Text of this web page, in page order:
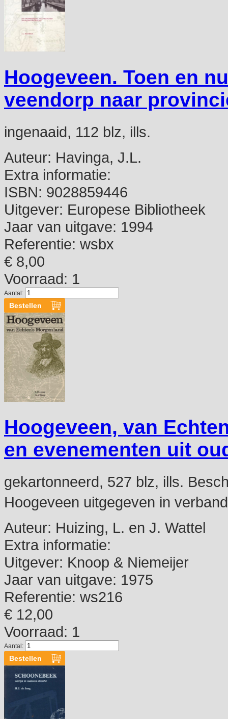
Hoogeveen. Toen en
veendorp naar
ingenaaid, 112 blz, ills.
Auteur: Havinga, J.L.
Extra informatie:
ISBN: 9028859446
Uitgever: Europese Bibliotheek
Jaar van uitgave: 1994
Referentie: wsbx
€ 8,00
Voorraad: 1
Aantal:
Hoogeveen, van
en evenementen uit
gekartonneerd, 527 blz, ills.
Hoogeveen uitgegeven in
Auteur: Huizing, L. en J. Wattel
Extra informatie:
Uitgever: Knoop & Niemeijer
Jaar van uitgave: 1975
Referentie: ws216
€ 12,00
Voorraad: 1
Aantal: